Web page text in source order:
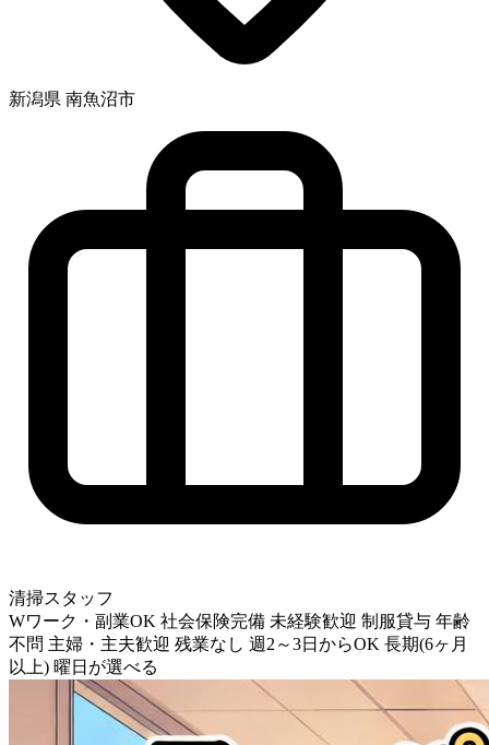
新潟県 南魚沼市
清掃スタッフ
Wワーク・副業OK 社会保険完備 未経験歓迎 制服貸与 年齢
不問 主婦・主夫歓迎 残業なし 週2～3日からOK 長期(6ヶ月
以上) 曜日が選べる